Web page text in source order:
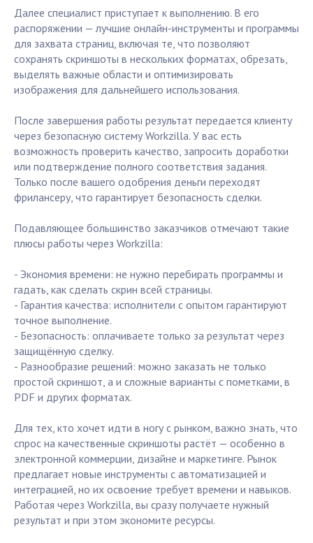
Далее специалист приступает к выполнению. В его
распоряжении — лучшие онлайн-инструменты и программы
для захвата страниц, включая те, что позволяют
сохранять скриншоты в нескольких форматах, обрезать,
выделять важные области и оптимизировать
изображения для дальнейшего использования.
После завершения работы результат передается клиенту
через безопасную систему Workzilla. У вас есть
возможность проверить качество, запросить доработки
или подтверждение полного соответствия задания.
Только после вашего одобрения деньги переходят
фрилансеру, что гарантирует безопасность сделки.
Подавляющее большинство заказчиков отмечают такие
плюсы работы через Workzilla:
- Экономия времени: не нужно перебирать программы и
гадать, как сделать скрин всей страницы.
- Гарантия качества: исполнители с опытом гарантируют
точное выполнение.
- Безопасность: оплачиваете только за результат через
защищённую сделку.
- Разнообразие решений: можно заказать не только
простой скриншот, а и сложные варианты с пометками, в
PDF и других форматах.
Для тех, кто хочет идти в ногу с рынком, важно знать, что
спрос на качественные скриншоты растёт — особенно в
электронной коммерции, дизайне и маркетинге. Рынок
предлагает новые инструменты с автоматизацией и
интеграцией, но их освоение требует времени и навыков.
Работая через Workzilla, вы сразу получаете нужный
результат и при этом экономите ресурсы.